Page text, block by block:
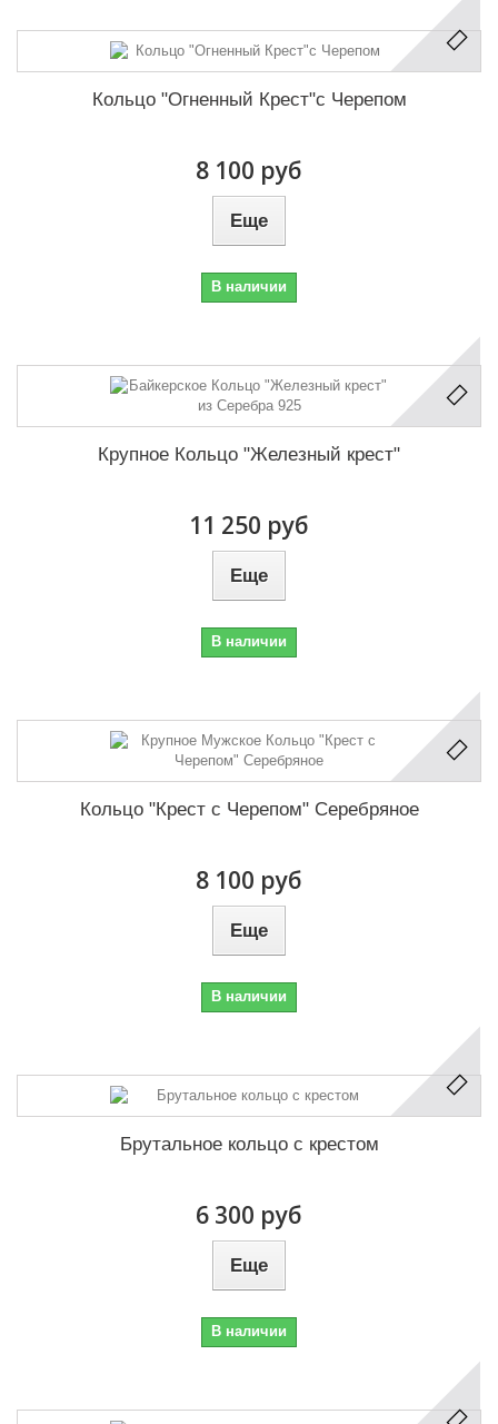
Кольцо "Огненный Крест"с Черепом
8 100 руб
Еще
В наличии
Крупное Кольцо "Железный крест"
11 250 руб
Еще
В наличии
Кольцо "Крест с Черепом" Серебряное
8 100 руб
Еще
В наличии
Брутальное кольцо с крестом
6 300 руб
Еще
В наличии